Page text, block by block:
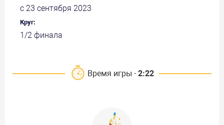
с 23 сентября 2023
Круг:
1/2 финала
Время игры - 2:22